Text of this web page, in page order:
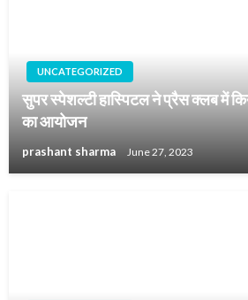
UNCATEGORIZED
सुपर स्पेशल्टी हास्पिटल ने प्रैस क्लब में
का आयोजन
prashant sharma June 27, 2023